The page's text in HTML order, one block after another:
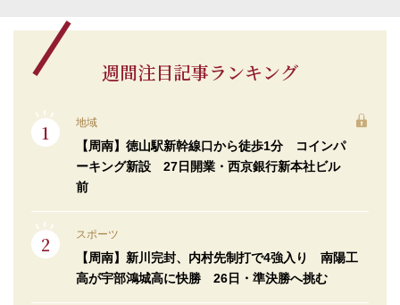
週間注目記事ランキング
地域
【周南】徳山駅新幹線口から徒歩1分 コインパ
ーキング新設 27日開業・西京銀行新本社ビル
前
スポーツ
【周南】新川完封、内村先制打で4強入り 南陽工
高が宇部鴻城高に快勝 26日・準決勝へ挑む